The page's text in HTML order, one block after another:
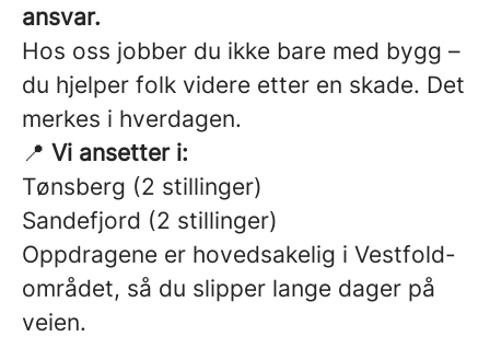
ansvar.
Hos oss jobber du ikke bare med bygg –
du hjelper folk videre etter en skade. Det
merkes i hverdagen.
📍 Vi ansetter i:
Tønsberg (2 stillinger)
Sandefjord (2 stillinger)
Oppdragene er hovedsakelig i Vestfold-
området, så du slipper lange dager på
veien.